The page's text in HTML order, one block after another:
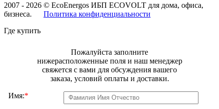
2007 - 2026 © EcoEnergos ИБП ECOVOLT для дома, офиса,
бизнеса. Политика конфиденциальности
Где купить
Пожалуйста заполните
нижерасположенные поля и наш менеджер
свяжется с вами для обсуждения вашего
заказа, условий оплаты и доставки.
Имя:*